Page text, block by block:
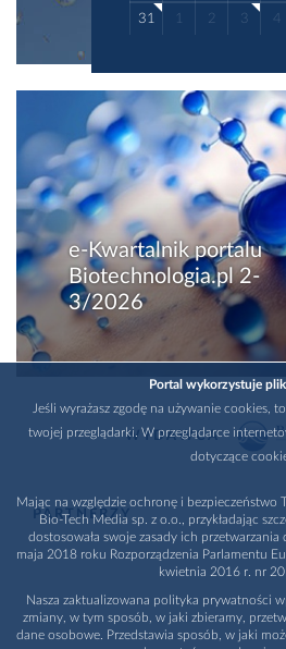
31 1 2 3 4
e-Kwartalnik portalu
Biotechnologia.pl 2-
3/2026
WYDAWCA
PARTNERZY
Portal wykorzystuje
Jeśli wyrażasz zgodę na używanie cookies,
twojej przeglądarki. W przeglądarce
dotyczące
Mając na względzie ochronę i bezpieczeństwo
Bio-Tech Media sp. z o.o., przykładając
dostosowała swoje zasady ich
maja 2018 roku Rozporządzenia Parlamentu
kwietnia 2016 r. nr
Nasza zaktualizowana polityka prywatności
zmiany, w tym sposób, w jaki zbieramy,
dane osobowe. Przedstawia sposób, w jaki